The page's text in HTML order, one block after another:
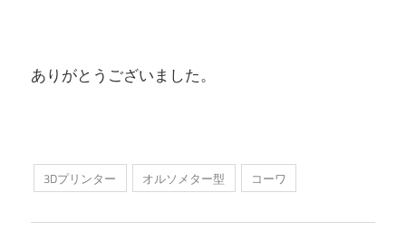
ありがとうございました。
3Dプリンター オルソメター型 コーワ